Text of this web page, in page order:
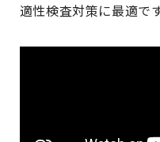
適性検査対策に最適です